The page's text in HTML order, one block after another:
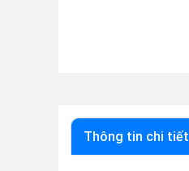
Thông tin chi tiết